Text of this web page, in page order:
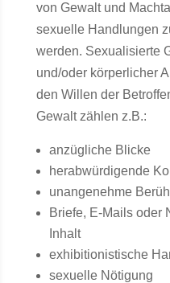
von Gewalt und
sexuelle Handlungen
werden. Sexualisierte
und/oder körperlicher
den Willen der
Gewalt zählen z.B.:
anzügliche Blicke
herabwürdigende
unangenehme
Briefe, E-Mails oder
Inhalt
exhibitionistische
sexuelle Nötigung